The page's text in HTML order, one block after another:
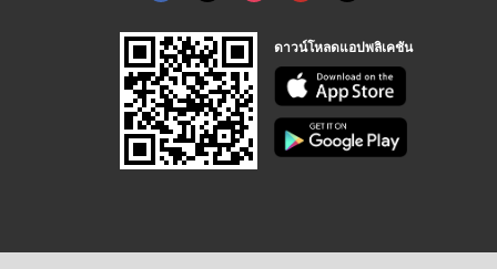
ดาวน์โหลดแอปพลิเคชัน